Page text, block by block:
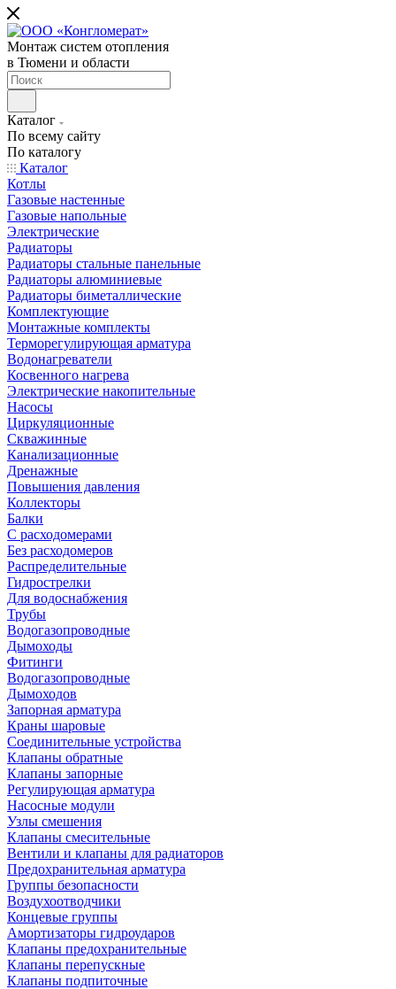
Монтаж систем отопления
в Тюмени и области
Каталог
По всему сайту
По каталогу
Каталог
Котлы
Газовые настенные
Газовые напольные
Электрические
Радиаторы
Радиаторы стальные панельные
Радиаторы алюминиевые
Радиаторы биметаллические
Комплектующие
Монтажные комплекты
Терморегулирующая арматура
Водонагреватели
Косвенного нагрева
Электрические накопительные
Насосы
Циркуляционные
Скважинные
Канализационные
Дренажные
Повышения давления
Коллекторы
Балки
С расходомерами
Без расходомеров
Распределительные
Гидрострелки
Для водоснабжения
Трубы
Водогазопроводные
Дымоходы
Фитинги
Водогазопроводные
Дымоходов
Запорная арматура
Краны шаровые
Соединительные устройства
Клапаны обратные
Клапаны запорные
Регулирующая арматура
Насосные модули
Узлы смешения
Клапаны смесительные
Вентили и клапаны для радиаторов
Предохранительная арматура
Группы безопасности
Воздухоотводчики
Концевые группы
Амортизаторы гидроударов
Клапаны предохранительные
Клапаны перепускные
Клапаны подпиточные